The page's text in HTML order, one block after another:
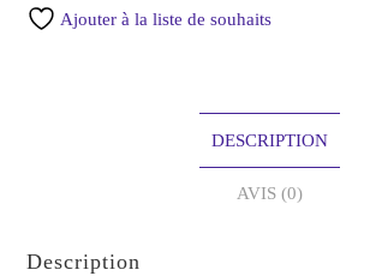
Ajouter à la liste de souhaits
DESCRIPTION
AVIS (0)
Description